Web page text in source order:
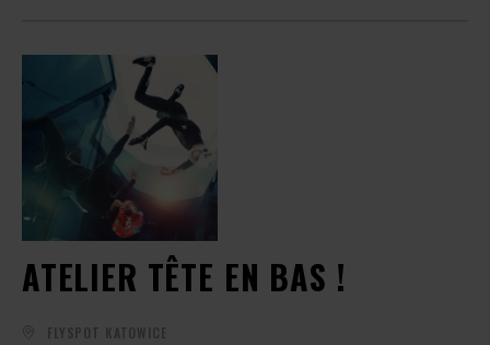
ATELIER TÊTE EN BAS !
FLYSPOT KATOWICE